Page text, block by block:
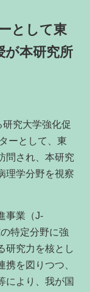
として東
が本研究所
究大学強化促
ーとして、東
問され、本研究
理学分野を視察
事業（J-
特定分野に強
研究力を核とし
を図りつつ、
により、我が国